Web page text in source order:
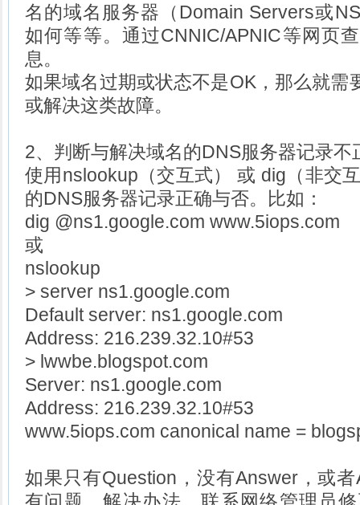
名的域名服务器（Domain Servers或
如何等等。通过CNNIC/APNIC等网页
息。
如果域名过期或状态不是OK，那么就需
或解决这类故障。
2、判断与解决域名的DNS服务器记录不
使用nslookup（交互式） 或 dig（非交
的DNS服务器记录正确与否。比如：
dig @ns1.google.com www.5iops.com
或
nslookup
> server ns1.google.com
Default server: ns1.google.com
Address: 216.239.32.10#53
> lwwbe.blogspot.com
Server: ns1.google.com
Address: 216.239.32.10#53
www.5iops.com canonical name =
如果只有Question，没有Answer，或